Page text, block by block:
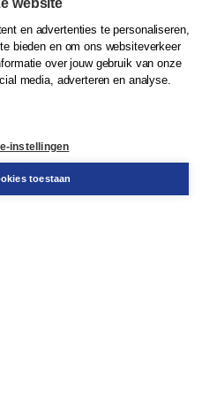
website
en advertenties te personaliseren,
bieden en om ons websiteverkeer
over jouw gebruik van onze
media, adverteren en analyse.
instellingen
toestaan